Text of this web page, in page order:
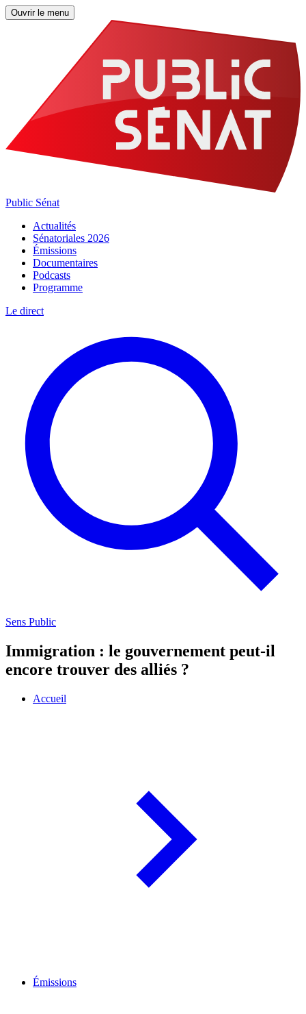
Ouvrir le menu
Public Sénat
Actualités
Sénatoriales 2026
Émissions
Documentaires
Podcasts
Programme
Le direct
Sens Public
Immigration : le gouvernement peut-il
encore trouver des alliés ?
Accueil
Émissions